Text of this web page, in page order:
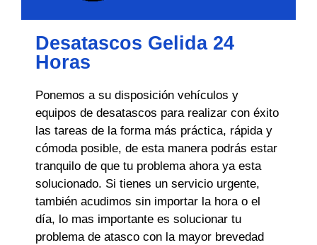
Desatascos Gelida 24
Horas
Ponemos a su disposición vehículos y
equipos de desatascos para realizar con éxito
las tareas de la forma más práctica, rápida y
cómoda posible, de esta manera podrás estar
tranquilo de que tu problema ahora ya esta
solucionado. Si tienes un servicio urgente,
también acudimos sin importar la hora o el
día, lo mas importante es solucionar tu
problema de atasco con la mayor brevedad